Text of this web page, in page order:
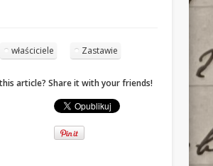
właściciele Zastawie
article? Share it with your friends!